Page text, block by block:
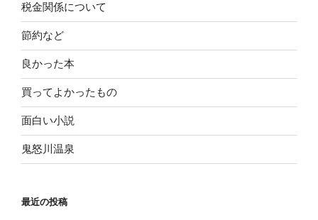
税金関係について
節約など
良かった本
買ってよかったもの
面白い小説
鬼怒川温泉
最近の投稿